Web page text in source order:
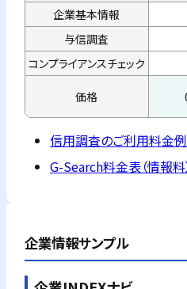
企業基本情報
与信調査
コンプライアンスチェック
価格
信用調査のご利用料金例
G-Search料金表（情報料
企業情報サンプル